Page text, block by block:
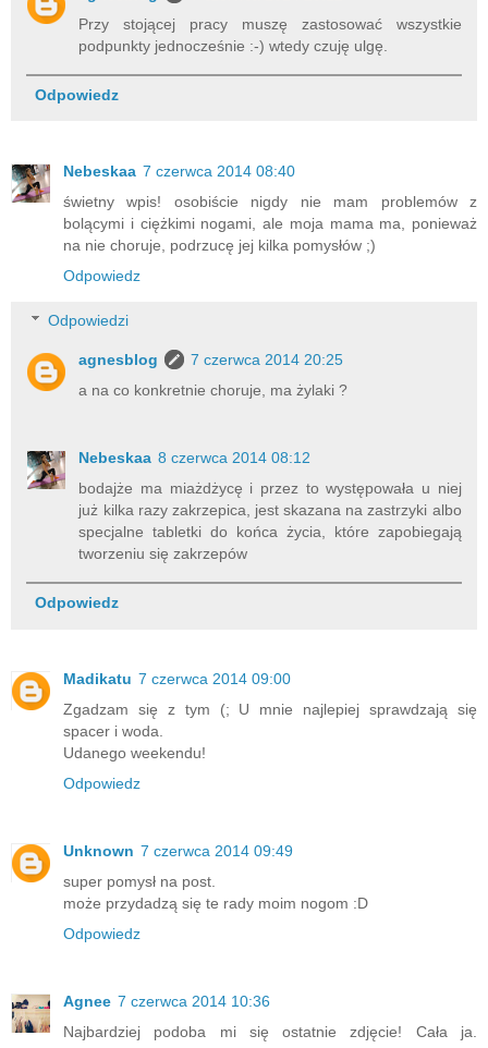
Przy stojącej pracy muszę zastosować wszystkie
podpunkty jednocześnie :-) wtedy czuję ulgę.
Odpowiedz
Nebeskaa 7 czerwca 2014 08:40
świetny wpis! osobiście nigdy nie mam problemów z
bolącymi i ciężkimi nogami, ale moja mama ma, ponieważ
na nie choruje, podrzucę jej kilka pomysłów ;)
Odpowiedz
Odpowiedzi
agnesblog
7 czerwca 2014 20:25
a na co konkretnie choruje, ma żylaki ?
Nebeskaa 8 czerwca 2014 08:12
bodajże ma miażdżycę i przez to występowała u niej
już kilka razy zakrzepica, jest skazana na zastrzyki albo
specjalne tabletki do końca życia, które zapobiegają
tworzeniu się zakrzepów
Odpowiedz
Madikatu 7 czerwca 2014 09:00
Zgadzam się z tym (; U mnie najlepiej sprawdzają się
spacer i woda.
Udanego weekendu!
Odpowiedz
Unknown 7 czerwca 2014 09:49
super pomysł na post.
może przydadzą się te rady moim nogom :D
Odpowiedz
Agnee 7 czerwca 2014 10:36
Najbardziej podoba mi się ostatnie zdjęcie! Cała ja.